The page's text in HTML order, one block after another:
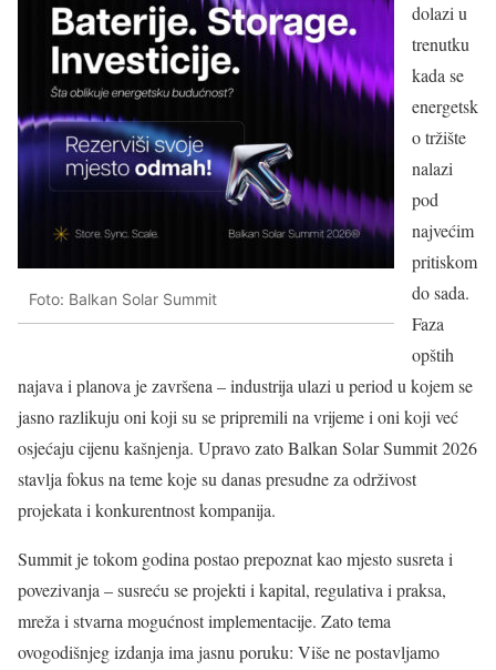
Foto: Balkan Solar Summit
dolazi u
trenutku
kada se
energetsk
o tržište
nalazi
pod
najvećim
pritiskom
do sada.
Faza
opštih
najava i planova je završena – industrija ulazi u period u kojem se
jasno razlikuju oni koji su se pripremili na vrijeme i oni koji već
osjećaju cijenu kašnjenja. Upravo zato Balkan Solar Summit 2026
stavlja fokus na teme koje su danas presudne za održivost
projekata i konkurentnost kompanija.
Summit je tokom godina postao prepoznat kao mjesto susreta i
povezivanja – susreću se projekti i kapital, regulativa i praksa,
mreža i stvarna mogućnost implementacije. Zato tema
ovogodišnjeg izdanja ima jasnu poruku: Više ne postavljamo